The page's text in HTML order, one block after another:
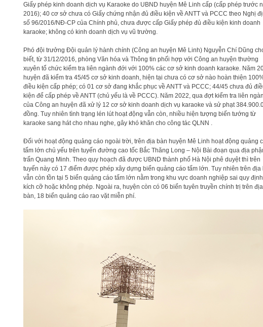
Giấy phép kinh doanh dịch vụ Karaoke do UBND huyện Mê Linh cấp (cấp phép trước
2016); 40 cơ sở chưa có Giấy chứng nhận đủ điều kiện về ANTT và PCCC theo Nghị
số 96/2016/NĐ-CP của Chính phủ, chưa được cấp Giấy phép đủ điều kiện kinh doanh
karaoke; không có kinh doanh dịch vụ vũ trường.
Phó đội trưởng Đội quản lý hành chính (Công an huyện Mê Linh) Nguyễn Chí Dũng
biết, từ 31/12/2016, phòng Văn hóa và Thông tin phối hợp với Công an huyện thường
xuyên tổ chức kiểm tra liên ngành đới với 100% các cơ sở kinh doanh karaoke. Năm
huyện đã kiểm tra 45/45 cơ sở kinh doanh, hiện tại chưa có cơ sở nào hoàn thiện
điều kiện cấp phép; có 01 cơ sở đang khắc phục về ANTT và PCCC; 44/45 chưa đủ
kiện để cấp phép về ANTT (chủ yếu là về PCCC). Năm 2022, qua đợt kiểm tra liên
của Công an huyện đã xử lý 12 cơ sở kinh doanh dịch vụ karaoke và sử phạt
đồng. Tuy nhiên tình trạng lén lút hoạt động vẫn còn, nhiều hiện tượng biến tướng từ
karaoke sang hát cho nhau nghe, gây khó khăn cho công tác QLNN .
Đối với hoạt động quảng cáo ngoài trời, trên địa bàn huyện Mê Linh hoạt động quảng
tấm lớn chủ yếu trên tuyến đường cao tốc Bắc Thăng Long – Nội Bài đoạn qua địa
trấn Quang Minh. Theo quy hoạch đã được UBND thành phố Hà Nội phê duyệt thì trên
tuyến này có 17 điểm được phép xây dựng biển quảng cáo tấm lớn. Tuy nhiên trên địa
vẫn còn tồn tại 5 biển quảng cáo tấm lớn nằm trong khu vực doanh nghiệp sai quy
kích cỡ hoặc không phép. Ngoài ra, huyện còn có 06 biển tuyên truyền chính trị trên địa
bàn, 18 biển quảng cáo rao vặt miễn phí.